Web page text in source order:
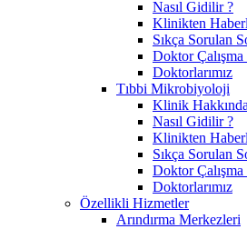
Nasıl Gidilir ?
Klinikten
Sıkça Sorulan
Doktor Çalışma
Doktorlarımız
Tıbbi Mikrobiyoloji
Klinik Hakkında
Nasıl Gidilir ?
Klinikten
Sıkça Sorulan
Doktor Çalışma
Doktorlarımız
Özellikli Hizmetler
Arındırma Merkezleri